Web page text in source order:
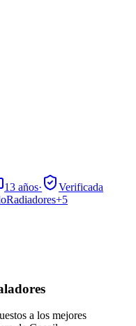
13 años·
Verificada
Radiadores+5
a los mejores